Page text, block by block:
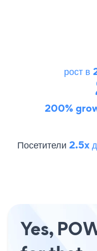
рост в
200%
Посетители 2.5x
Yes,